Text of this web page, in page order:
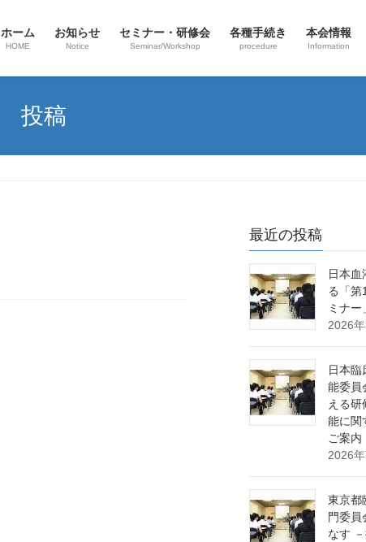
ホーム
HOME
お知らせ
Notice
セミナー・研修会
Seminar/Workshop
各種手続き
procedure
本会情報
Information
投稿
最近の投稿
日本血
る「第
ミナー
2026
日本臨
能委員
える研
能に関
ご案内
2026
東京
門委員
なす